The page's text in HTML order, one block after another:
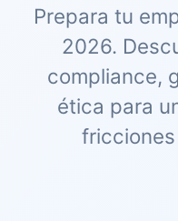
Prepara tu
2026.
compliance,
ética para